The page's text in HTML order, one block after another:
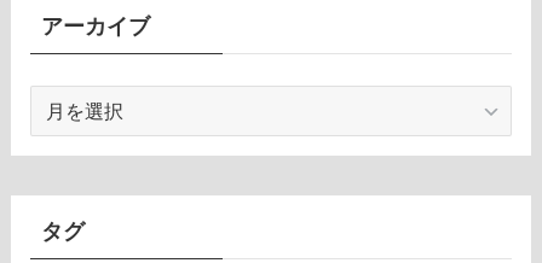
アーカイブ
カ
タグ